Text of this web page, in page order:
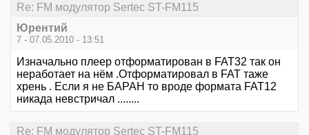
Re: FM модулятор Sertec ST-FM115
Юрентий
7 - 07.05.2010 - 13:51
Изначально плеер отформатирован в FAT32 так он
неработает на нём .Отформатировал в FAT таже
хрень . Если я не БАРАН то вроде формата FAT12
никада невстричал ........
Re: FM модулятор Sertec ST-FM115